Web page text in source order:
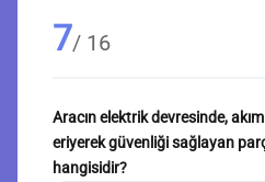
7/ 16
Aracın elektrik devresinde,
eriyerek güvenliği sağlayan
hangisidir?